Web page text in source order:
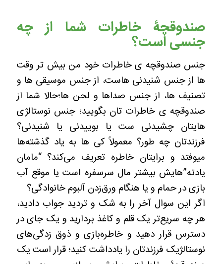
صندوقچۀ خاطرات شما از چه
جنسی است؟
جنس صندوقچه ی خاطرات خود من بیش تر وقت
ها از جنس شنیدنی هاست، از جنس موسیقی ها و
تصنیف ها، از جنس صداها و لحن ها؛حالا شما از
صندوقچه ی خاطرات تان بگویید؛ جنس نوستالژی
هایتان چشیدنی ست یا بوییدنی یا شنیدنی؟
فرزندتان چه طور؟ معمولاً کی ها به یاد گذشته‌ها
میوفتد و برایتان خاطره تعریف می‌کند؟ “مامان
یادته”‌هایش بیشتر مال سرسفره است یا موقع آب
بازی در حمام و یا هنگام ورق‌زدن آلبوم خانوادگی؟
اگر این سوال آخر را به شک و تردید جواب دادید،
هر چه سریع‌تر یک قلم و کاغذ بردارید و یک جای در
دسترس قرار دهید و خاطره‌بازی و ذوق زدگی‌های
نوستالژیک فرزندتان را یادداشت کنید؛ قرار است یک